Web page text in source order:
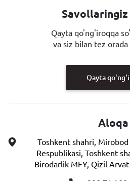
Savollaringiz
Qayta qo'ng'iroqqa
va siz bilan tez
Qayta
Aloqa
Toshkent shahri,
Respublikasi, Toshkent
Birodarlik MFY, Qizil